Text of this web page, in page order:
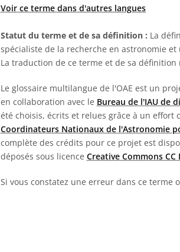
Voir ce terme dans d'autres langues
Statut du terme et de sa définition : La
spécialiste de la recherche en astronomie et
La traduction de ce terme et de sa
Le glossaire multilangue de l'OAE est un
en collaboration avec le Bureau de l'IAU de
été choisis, écrits et relues grâce à un effort
Coordinateurs Nationaux de l'Astronomie
complète des crédits pour ce projet est
déposés sous licence Creative Commons CC
Si vous constatez une erreur dans ce terme